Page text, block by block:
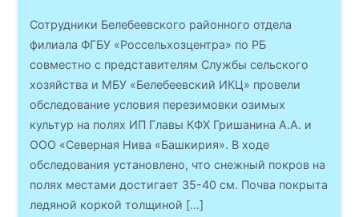
Сотрудники Белебеевского районного отдела
филиала ФГБУ «Россельхозцентра» по РБ
совместно с представителям Службы сельского
хозяйства и МБУ «Белебеевский ИКЦ» провели
обследование условия перезимовки озимых
культур на полях ИП Главы КФХ Гришанина А.А. и
ООО «Северная Нива «Башкирия». В ходе
обследования установлено, что снежный покров на
полях местами достигает 35-40 см. Почва покрыта
ледяной коркой толщиной […]